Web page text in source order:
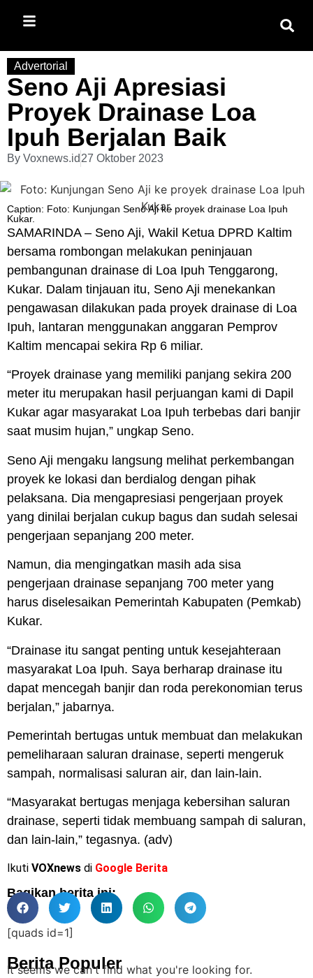
Advertorial
Seno Aji Apresiasi
Proyek Drainase Loa
Ipuh Berjalan Baik
By Voxnews.id 27 Oktober 2023
Caption: Foto: Kunjungan Seno Aji ke proyek drainase Loa Ipuh
Kukar.
SAMARINDA – Seno Aji, Wakil Ketua DPRD Kaltim
bersama rombongan melakukan peninjauan
pembangunan drainase di Loa Ipuh Tenggarong,
Kukar. Dalam tinjauan itu, Seno Aji menekankan
pengawasan dilakukan pada proyek drainase di Loa
Ipuh, lantaran menggunakan anggaran Pemprov
Kaltim mencapai sekira Rp 6 miliar.
“Proyek drainase yang memiliki panjang sekira 200
meter itu merupakan hasil perjuangan kami di Dapil
Kukar agar masyarakat Loa Ipuh terbebas dari banjir
saat musim hujan,” ungkap Seno.
Seno Aji mengaku langsung melihat perkembangan
proyek ke lokasi dan berdialog dengan pihak
pelaksana. Dia mengapresiasi pengerjaan proyek
yang dinilai berjalan cukup bagus dan sudah selesai
pengerjaan sepanjang 200 meter.
Namun, dia mengingatkan masih ada sisa
pengerjaan drainase sepanjang 700 meter yang
harus diselesaikan Pemerintah Kabupaten (Pemkab)
Kukar.
“Drainase itu sangat penting untuk kesejahteraan
masyarakat Loa Ipuh. Saya berharap drainase itu
dapat mencegah banjir dan roda perekonomian terus
berjalan,” jabarnya.
Pemerintah bertugas untuk membuat dan melakukan
pemeliharaan saluran drainase, seperti mengeruk
sampah, normalisasi saluran air, dan lain-lain.
“Masyarakat bertugas menjaga kebersihan saluran
drainase, seperti tidak membuang sampah di saluran,
dan lain-lain,” tegasnya. (adv)
Ikuti VOXnews di Google Berita
Bagikan berita ini:
[quads id=1]
Berita Populer
It seems we can't find what you're looking for.